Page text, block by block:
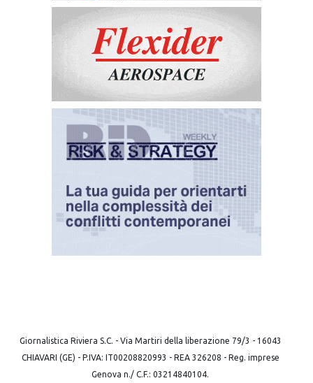
Giornalistica Riviera S.C. - Via Martiri della liberazione 79/3 - 16043
CHIAVARI (GE) - P.IVA: IT00208820993 - REA 326208 - Reg. imprese
Genova n./ C.F.: 03214840104.